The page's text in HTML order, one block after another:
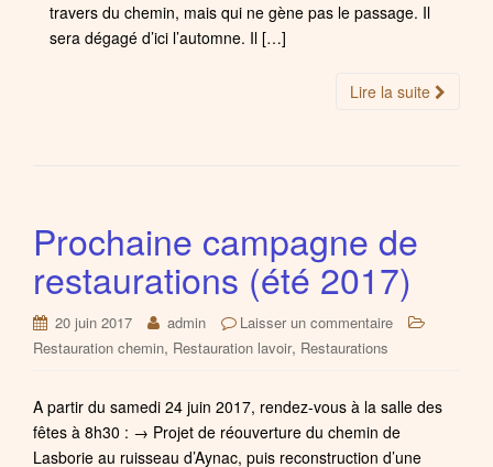
travers du chemin, mais qui ne gène pas le passage. Il
sera dégagé d’ici l’automne. Il […]
Lire la suite
Prochaine campagne de
restaurations (été 2017)
20 juin 2017 admin
Laisser un commentaire
Restauration chemin, Restauration lavoir, Restaurations
A partir du samedi 24 juin 2017, rendez-vous à la salle des
fêtes à 8h30 : → Projet de réouverture du chemin de
Lasborie au ruisseau d’Aynac, puis reconstruction d’une